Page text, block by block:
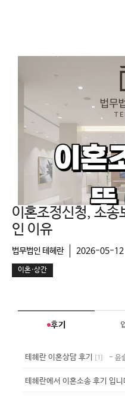
이혼조정신청, 소송
인 이유
법무법인 테헤란 2026-05-12
이혼·상간
후기
테헤란 이혼상담 후기 [1 ] - 윤
테헤란에서 이혼소송 후기 입